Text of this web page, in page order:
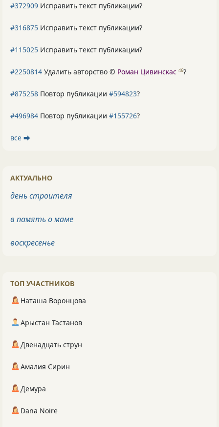
#372909 Исправить текст публикации?
#316875 Исправить текст публикации?
#115025 Исправить текст публикации?
#2250814 Удалить авторство © Роман Цивинскас 46?
#875258 Повтор публикации #594823?
#496984 Повтор публикации #155726?
все ⮕
АКТУАЛЬНО
день строителя
в память о маме
воскресенье
ТОП УЧАСТНИКОВ
Наташа Воронцова
Арыстан Тастанов
Двенадцать струн
Амалия Сирин
Демура
Dana Noire